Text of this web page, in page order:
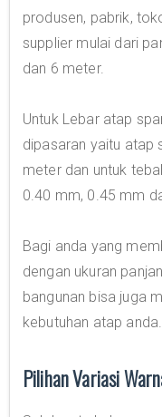
produsen, pabrik,
supplier mulai dari
dan 6 meter.
Untuk Lebar atap
dipasaran yaitu atap
meter dan untuk
0.40 mm, 0.45 mm
Bagi anda yang
dengan ukuran
bangunan bisa juga
kebutuhan atap anda.
Pilihan Variasi